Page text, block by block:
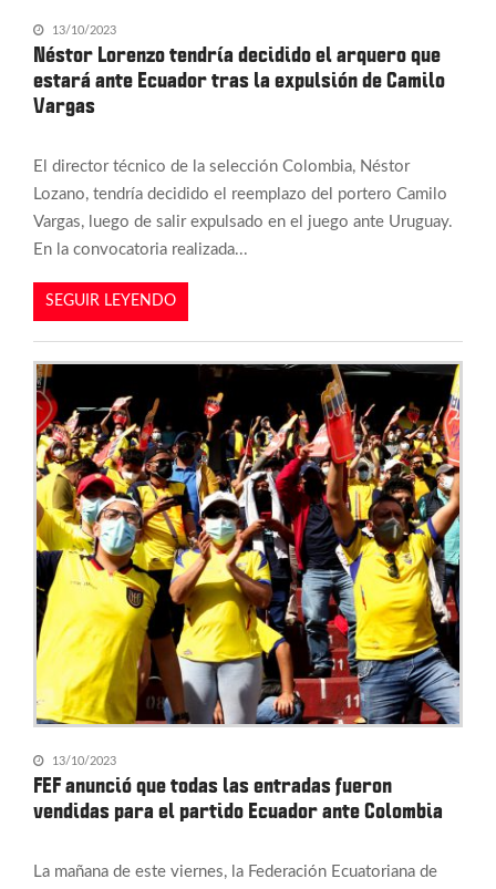
13/10/2023
Néstor Lorenzo tendría decidido el arquero que
estará ante Ecuador tras la expulsión de Camilo
Vargas
El director técnico de la selección Colombia, Néstor
Lozano, tendría decidido el reemplazo del portero Camilo
Vargas, luego de salir expulsado en el juego ante Uruguay.
En la convocatoria realizada...
SEGUIR LEYENDO
13/10/2023
FEF anunció que todas las entradas fueron
vendidas para el partido Ecuador ante Colombia
La mañana de este viernes, la Federación Ecuatoriana de